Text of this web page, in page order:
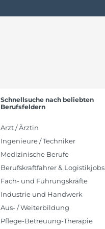
Schnellsuche nach beliebten
Berufsfeldern
Arzt / Ärztin
Ingenieure / Techniker
Medizinische Berufe
Berufskraftfahrer & Logistikjobs
Fach- und Führungskräfte
Industrie und Handwerk
Aus- / Weiterbildung
Pflege-Betreuung-Therapie